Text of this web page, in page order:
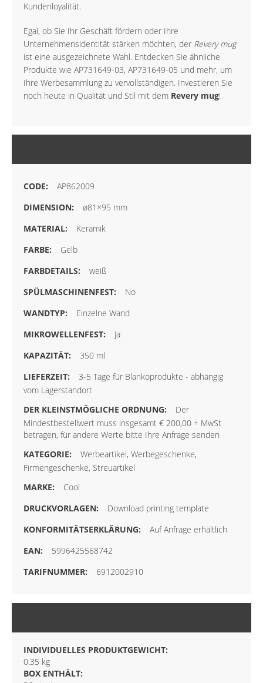
Kundenloyalität.
Egal, ob Sie Ihr Geschäft fördern oder Ihre
Unternehmensidentität stärken möchten, der Revery mug
ist eine ausgezeichnete Wahl. Entdecken Sie ähnliche
Produkte wie AP731649-03, AP731649-05 und mehr, um
Ihre Werbesammlung zu vervollständigen. Investieren Sie
noch heute in Qualität und Stil mit dem Revery mug!
AP862009
ø81×95 mm
Keramik
Gelb
weiß
No
Einzelne Wand
Ja
350 ml
3-5 Tage für Blankoprodukte - abhängig
vom Lagerstandort
Der
Mindestbestellwert muss insgesamt € 200,00 + MwSt
betragen, für andere Werte bitte Ihre Anfrage senden
Werbeartikel, Werbegeschenke,
Firmengeschenke, Streuartikel
Cool
Download printing template
Auf Anfrage erhältlich
5996425568742
6912002910
INDIVIDUELLES PRODUKTGEWICHT:
0.35 kg
BOX ENTHÄLT: